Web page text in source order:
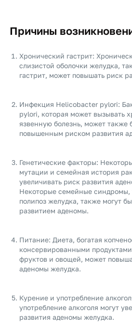
Причины
Хронический гастрит:
слизистой оболочки желудка,
гастрит, может повышать риск
Инфекция Helicobacter pylori:
pylori, которая может вызывать
язвенную болезнь, может также
повышенным риском развития
Генетические факторы:
мутации и семейная история
увеличивать риск развития
Некоторые семейные синдромы,
полипоз желудка, также могут
развитием аденомы.
Питание: Диета, богатая
консервированными
фруктов и овощей, может
аденомы желудка.
Курение и употребление
употребление алкоголя могут
развития аденомы желудка.